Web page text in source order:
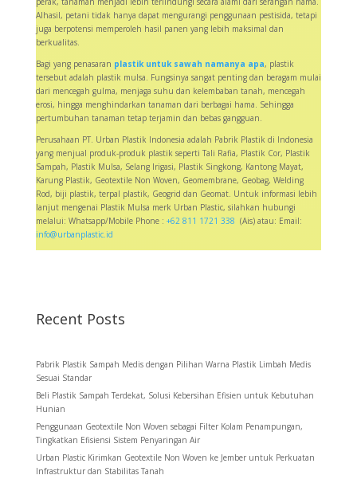
Alhasil, petani tidak hanya dapat mengurangi penggunaan pestisida, tetapi
juga berpotensi memperoleh hasil panen yang lebih maksimal dan
berkualitas.
Bagi yang penasaran plastik untuk sawah namanya apa, plastik
tersebut adalah plastik mulsa. Fungsinya sangat penting dan beragam mulai
dari mencegah gulma, menjaga suhu dan kelembaban tanah, mencegah
erosi, hingga menghindarkan tanaman dari berbagai hama. Sehingga
pertumbuhan tanaman tetap terjamin dan bebas gangguan.
Perusahaan PT. Urban Plastik Indonesia adalah Pabrik Plastik di Indonesia
yang menjual produk-produk plastik seperti Tali Rafia, Plastik Cor, Plastik
Sampah, Plastik Mulsa, Selang Irigasi, Plastik Singkong, Kantong Mayat,
Karung Plastik, Geotextile Non Woven, Geomembrane, Geobag, Welding
Rod, biji plastik, terpal plastik, Geogrid dan Geomat. Untuk informasi lebih
lanjut mengenai Plastik Mulsa merk Urban Plastic, silahkan hubungi
melalui: Whatsapp/Mobile Phone : +62 811 1721 338 (Ais) atau: Email:
info@urbanplastic.id
Recent Posts
Pabrik Plastik Sampah Medis dengan Pilihan Warna Plastik Limbah Medis
Sesuai Standar
Beli Plastik Sampah Terdekat, Solusi Kebersihan Efisien untuk Kebutuhan
Hunian
Penggunaan Geotextile Non Woven sebagai Filter Kolam Penampungan,
Tingkatkan Efisiensi Sistem Penyaringan Air
Urban Plastic Kirimkan Geotextile Non Woven ke Jember untuk Perkuatan
Infrastruktur dan Stabilitas Tanah